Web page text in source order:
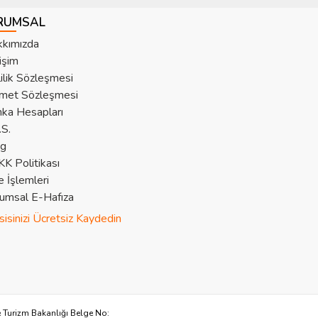
Sözleşmesi
Sözleşmesi
Hesapları
Politikası
İşlemleri
E-Hafıza
Ücretsiz Kaydedin
Turizm Bakanlığı Belge No: